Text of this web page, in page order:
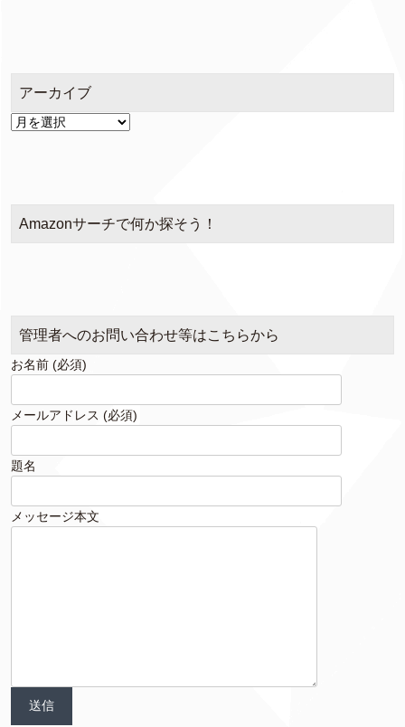
アーカイブ
ア
Amazonサーチで何か探そう！
管理者へのお問い合わせ等はこちらから
お名前 (必須)
メールアドレス (必須)
題名
メッセージ本文